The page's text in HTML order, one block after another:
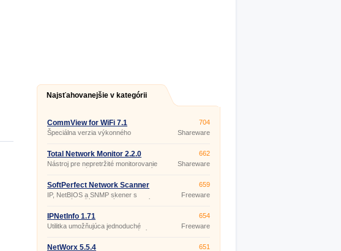
Najsťahovanejšie v kategórii
CommView for WiFi 7.1
Špeciálna verzia výkonného
paketov vymieňaných stanicami v
bezdrôtových sieťach 802.
704
Shareware
Total Network Monitor 2.2.0
Nástroj pre nepretržité monitorovanie
stredne veľkých aj rozsiahlych sietí -
systémových utilít a služieb.
662
Shareware
SoftPerfect Network Scanner
6.1.5
IP, NetBIOS a SNMP skener s
moderným užívateľským prostredím,
administrátorov a používateľov,
ktorých zaujíma bezpečnosť
počítača.
659
Freeware
IPNetInfo 1.71
Utilitka umožňujúca jednoduché
vyhľadanie dostupných informácií o
názov krajiny/štátu, rozsah IP
654
Freeware
NetWorx 5.5.4
651